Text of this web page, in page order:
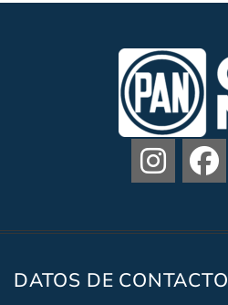
DATOS DE CONTACTO